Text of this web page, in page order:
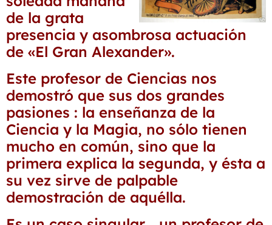
de la grata
presencia y asombrosa actuación
de «El Gran Alexander».
Este profesor de Ciencias nos
demostró que sus dos grandes
pasiones : la enseñanza de la
Ciencia y la Magia, no sólo tienen
mucho en común, sino que la
primera explica la segunda, y ésta a
su vez sirve de palpable
demostración de aquélla.